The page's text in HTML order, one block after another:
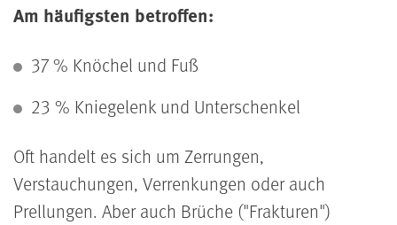
Am häufigsten betroffen:
37 % Knöchel und Fuß
23 % Kniegelenk und Unterschenkel
Oft handelt es sich um Zerrungen,
Verstauchungen, Verrenkungen oder auch
Prellungen. Aber auch Brüche ("Frakturen")